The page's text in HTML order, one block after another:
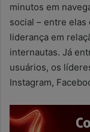
minutos em
social – entre elas
liderança em
internautas. Já
usuários, os
Instagram,